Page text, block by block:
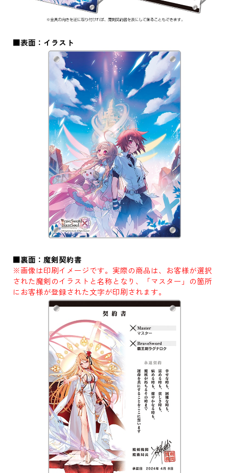
■表面：イラスト
■裏面：魔剣契約書
※画像は印刷イメージです。実際の商品は、お客様が選択
された魔剣のイラストと名称となり、「マスター」の箇所
にお客様が登録された文字が印刷されます。